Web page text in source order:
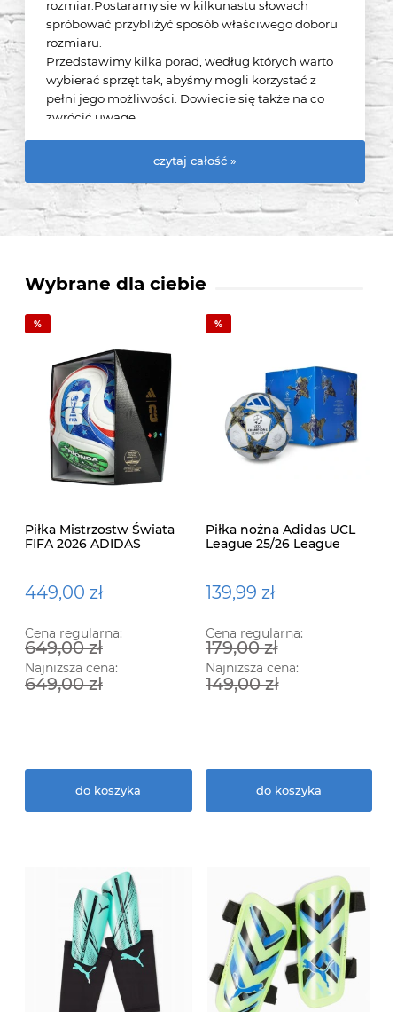
rozmiar.Postaramy sie w kilkunastu słowach
spróbować przybliżyć sposób właściwego doboru
rozmiaru.
Przedstawimy kilka porad, według których warto
wybierać sprzęt tak, abyśmy mogli korzystać z
pełni jego możliwości. Dowiecie się także na co
zwrócić uwagę,
odpowiedni dobór wielkości.
czytaj całość »
Wybrane dla ciebie
Piłka Mistrzostw Świata
FIFA 2026 ADIDAS
449,00 zł
Cena regularna:
649,00 zł
Najniższa cena:
649,00 zł
do koszyka
Piłka nożna Adidas UCL
League 25/26 League
139,99 zł
Cena regularna:
179,00 zł
Najniższa cena:
149,00 zł
do koszyka